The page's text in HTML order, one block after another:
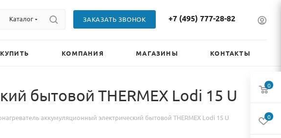
Каталог ЗАКАЗАТЬ ЗВОНОК +7 (495) 777-28-82
КОМПАНИЯ МАГАЗИНЫ КОНТАКТЫ
бытовой THERMEX Lodi 15 U
аккумуляционный электрический бытовой THERMEX Lodi 15 U
0
0